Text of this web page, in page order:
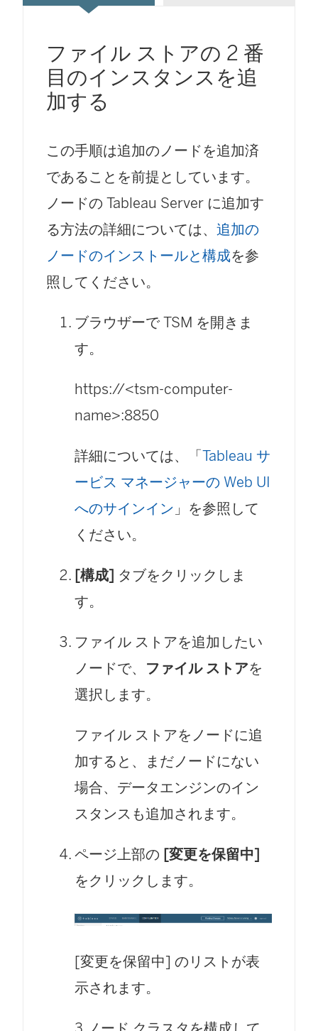
ファイル ストアの 2 番
目のインスタンスを追
加する
この手順は追加のノードを追加済
であることを前提としています。
ノードの Tableau Server に追加す
る方法の詳細については、 追加の
ノードのインストールと構成を参
照してください。
ブラウザーで TSM を開きま
す。
https://<tsm-computer-
name>:8850
詳細については、「 Tableau サ
ービス マネージャーの Web UI
へのサインイン 」を参照して
ください。
[構成] タブをクリックしま
す。
ファイル ストアを追加したい
ノードで、 ファイル ストアを
選択します。
ファイル ストアをノードに追
加すると、まだノードにない
場合、データエンジンのイン
スタンスも追加されます。
ページ上部の [変更を保留中]
をクリックします。
[変更を保留中] のリストが表
示されます。